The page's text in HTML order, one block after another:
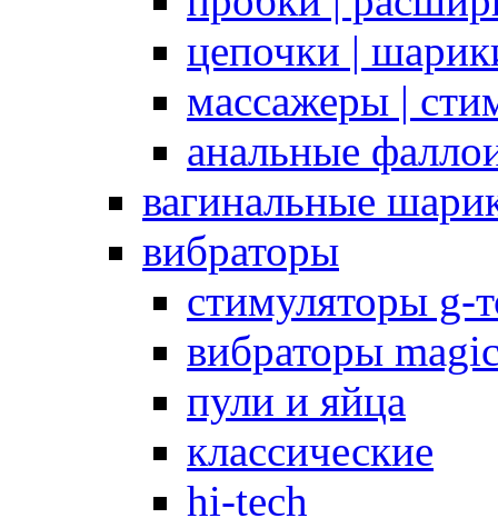
цепочки |
массажеры |
анальные
вагинальные
вибраторы
стимуляторы g-
вибраторы
пули и яйца
классические
hi-tech